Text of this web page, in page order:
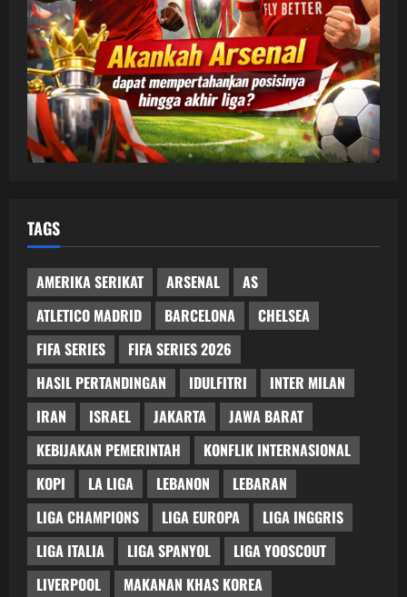
TAGS
AMERIKA SERIKAT ARSENAL
AS
ATLETICO MADRID
BARCELONA
CHELSEA
FIFA SERIES
FIFA SERIES 2026
HASIL PERTANDINGAN
IDULFITRI
INTER MILAN
IRAN
ISRAEL JAKARTA
JAWA BARAT
KEBIJAKAN PEMERINTAH
KONFLIK INTERNASIONAL
KOPI
LA LIGA LEBANON
LEBARAN
LIGA CHAMPIONS
LIGA EUROPA
LIGA INGGRIS
LIGA ITALIA
LIGA SPANYOL
LIGA YOOSCOUT
LIVERPOOL
MAKANAN KHAS KOREA